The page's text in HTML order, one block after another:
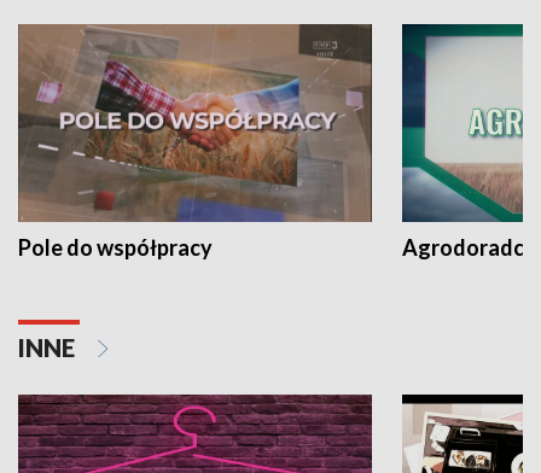
Pole do współpracy Agrodoradcy
INNE